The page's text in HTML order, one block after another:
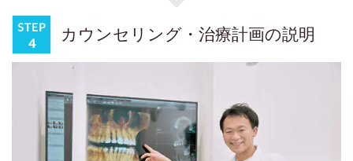
カウンセリング・治療計画の説明